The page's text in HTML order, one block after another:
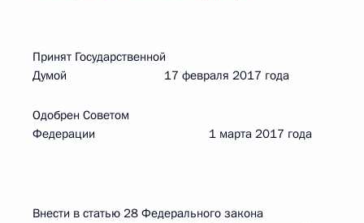
Принят Государственной
Думой 17 февраля 2017 года
Одобрен Советом
Федерации 1 марта 2017 года
Внести в статью 28 Федерального закона